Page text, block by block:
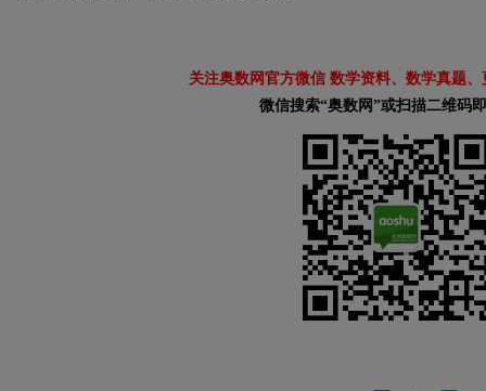
关注奥数网官方微信 数学资料、数学真题
微信搜索“奥数网”或扫描二维码